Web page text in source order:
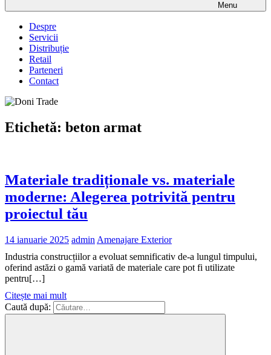
Menu
Despre
Servicii
Distribuție
Retail
Parteneri
Contact
Etichetă: beton armat
Materiale tradiționale vs. materiale
moderne: Alegerea potrivită pentru
proiectul tău
14 ianuarie 2025 admin Amenajare Exterior
Industria construcțiilor a evoluat semnificativ de-a lungul timpului,
oferind astăzi o gamă variată de materiale care pot fi utilizate
pentru[…]
Citește mai mult
Caută după: